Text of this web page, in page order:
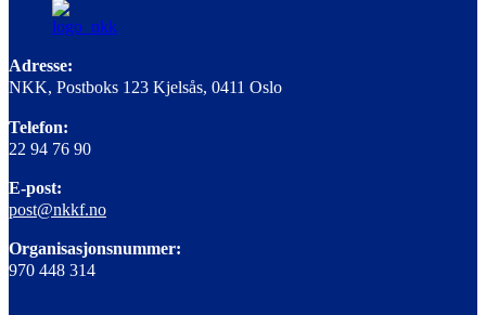
Adresse:
NKK, Postboks 123 Kjelsås, 0411 Oslo
Telefon:
22 94 76 90
E-post:
post@nkkf.no
Organisasjonsnummer:
970 448 314